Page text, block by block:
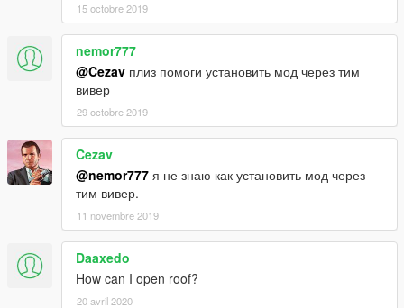
15 octobre 2019
nemor777
@Cezav плиз помоги установить мод через тим
вивер
29 octobre 2019
Cezav
@nemor777 я не знаю как установить мод через
тим вивер.
11 novembre 2019
Daaxedo
How can I open roof?
20 avril 2020